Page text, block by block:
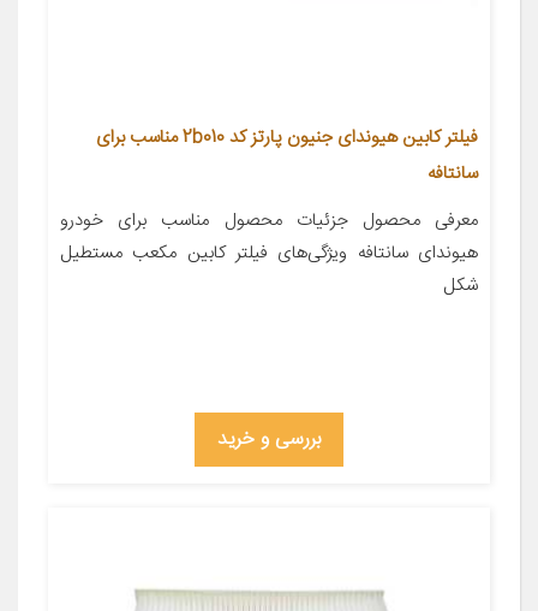
فیلتر کابین هیوندای جنیون پارتز کد 2b010 مناسب برای
سانتافه
معرفی محصول جزئیات محصول مناسب برای خودرو
هیوندای سانتافه ویژگی‌های فیلتر کابین مکعب مستطیل
شکل
بررسی و خرید